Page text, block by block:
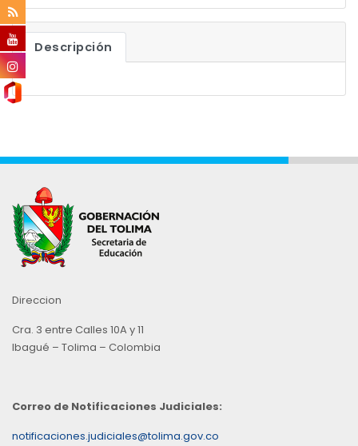
Descripción
Direccion
Cra. 3 entre Calles 10A y 11
Ibagué – Tolima – Colombia
Correo de Notificaciones Judiciales:
notificaciones.judiciales@tolima.gov.co